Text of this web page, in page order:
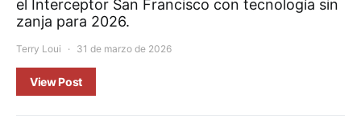
el Interceptor San Francisco con tecnología sin
zanja para 2026.
Terry Loui 31 de marzo de 2026
View Post